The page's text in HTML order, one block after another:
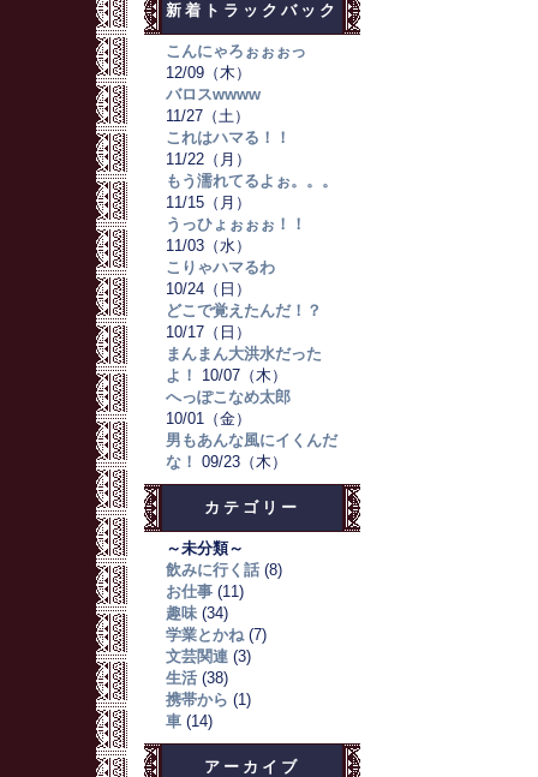
新着トラックバック
こんにゃろぉぉぉっ
12/09（木）
バロスwwww
11/27（土）
これはハマる！！
11/22（月）
もう濡れてるよぉ。。。
11/15（月）
うっひょぉぉぉ！！
11/03（水）
こりゃハマるわ
10/24（日）
どこで覚えたんだ！？
10/17（日）
まんまん大洪水だった
よ！
10/07（木）
へっぽこなめ太郎
10/01（金）
男もあんな風にイくんだ
な！ 09/23（木）
カテゴリー
～未分類～
飲みに行く話 (8)
お仕事 (11)
趣味 (34)
学業とかね (7)
文芸関連 (3)
生活 (38)
携帯から (1)
車 (14)
アーカイブ